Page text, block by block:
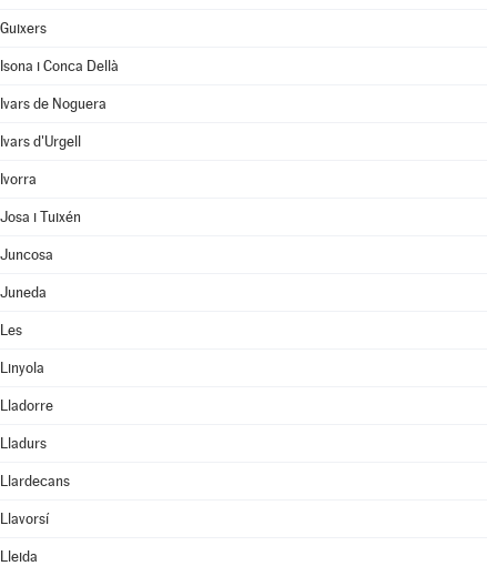
Guixers
Isona i Conca Dellà
Ivars de Noguera
Ivars d'Urgell
Ivorra
Josa i Tuixén
Juncosa
Juneda
Les
Linyola
Lladorre
Lladurs
Llardecans
Llavorsí
Lleida